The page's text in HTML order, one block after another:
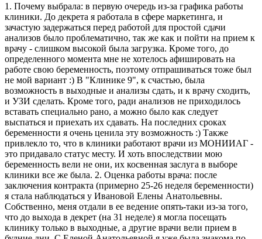
1. Почему выбрала: в первую очередь из-за графика работы
клиники. До декрета я работала в сфере маркетинга, и
зачастую задержаться перед работой для простой сдачи
анализов было проблематично, так же как и пойти на прием к
врачу - слишком высокой была загрузка. Кроме того, до
определенного момента мне не хотелось афишировать на
работе свою беременность, поэтому отпрашиваться тоже был
не мой вариант :) В "Клинике 9", к счастью, была
возможность в выходные и анализы сдать, и к врачу сходить,
и УЗИ сделать. Кроме того, ради анализов не приходилось
вставать специально рано, а можно было как следует
выспаться и приехать их сдавать. На последних сроках
беременности я очень ценила эту возможность :) Также
привлекло то, что в клиники работают врачи из МОНИИАГ -
это придавало статус месту. И хоть впоследствии мою
беременность вели не они, их косвенная заслуга в выборе
клиники все же была. 2. Оценка работы врача: после
заключения контракта (примерно 25-26 неделя беременности)
я стала наблюдаться у Ивановой Елены Анатольевны.
Собственно, меня отдали в ее ведение опять-таки из-за того,
что до выхода в декрет (на 31 неделе) я могла посещать
клинику только в выходные, а другие врачи вели прием в